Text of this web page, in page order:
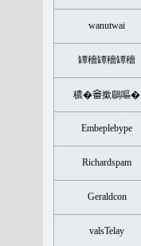
wanutwai
罈穡罈穡罈穡
穠�𤲞撳鶥嘔�
Embeplebype
Richardspam
Geraldcon
valsTelay